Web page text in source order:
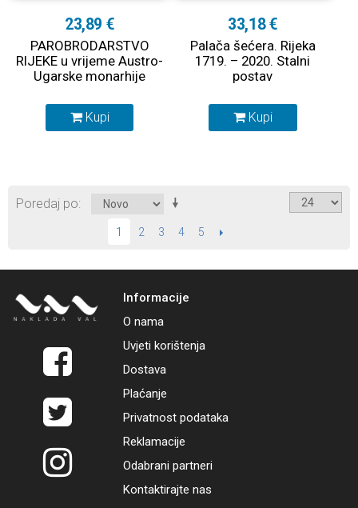
23,89 €
PAROBRODARSTVO
RIJEKE u vrijeme Austro-
Ugarske monarhije
Kupi
33,18 €
Palača šećera. Rijeka
1719. – 2020. Stalni
postav
Kupi
Poredaj po
1 2 3 4 5 SLIJEDEĆI
Informacije
O nama
Uvjeti korištenja
Dostava
Plaćanje
Privatnost podataka
Reklamacije
Odabrani partneri
Kontaktirajte nas